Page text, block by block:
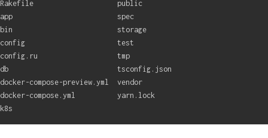
Rakefile                    public
app                         spec
bin                         storage
config                      test
config.ru                   tmp
db                          tsconfig.json
docker-compose-preview.yml  vendor
docker-compose.yml          yarn.lock